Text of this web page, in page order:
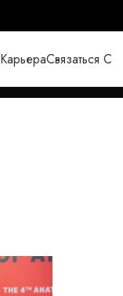
КарьераСвязаться С